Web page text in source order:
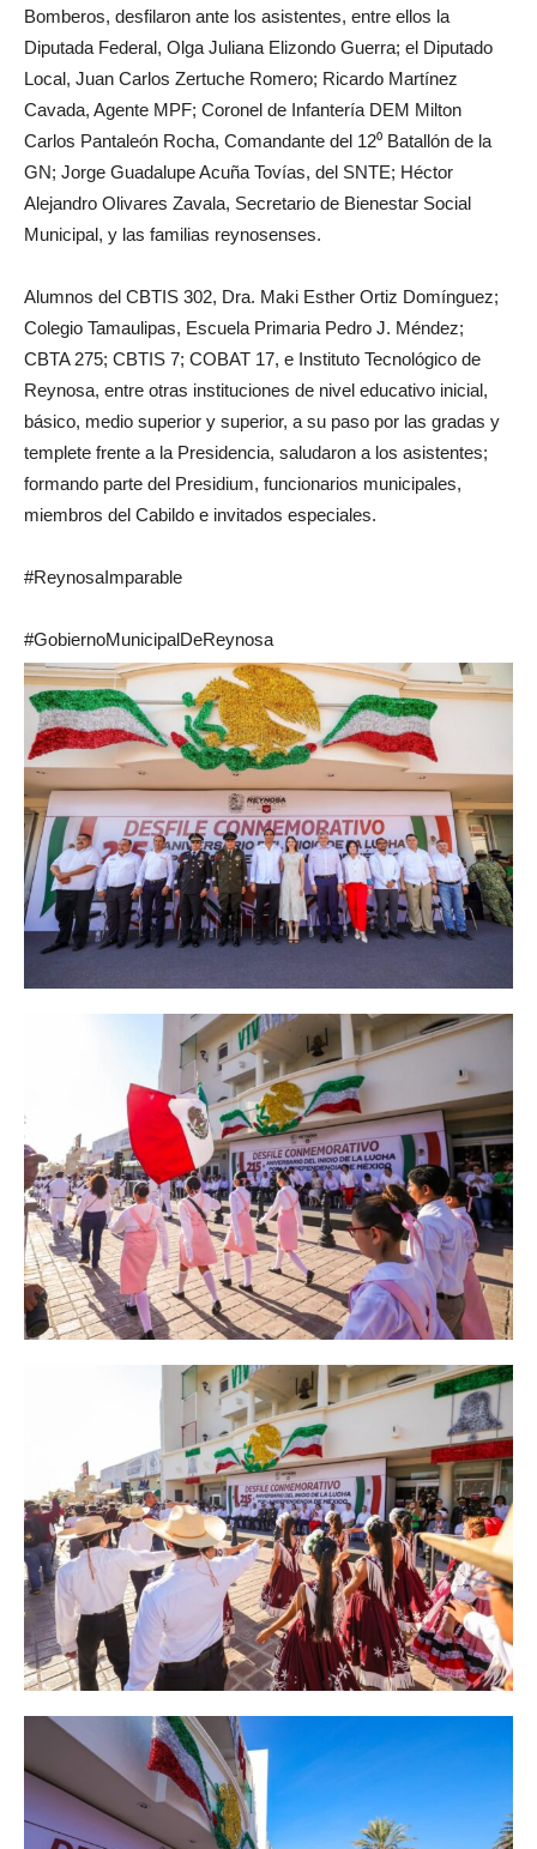
Bomberos, desfilaron ante los asistentes, entre ellos la
Diputada Federal, Olga Juliana Elizondo Guerra; el Diputado
Local, Juan Carlos Zertuche Romero; Ricardo Martínez
Cavada, Agente MPF; Coronel de Infantería DEM Milton
Carlos Pantaleón Rocha, Comandante del 12⁰ Batallón de la
GN; Jorge Guadalupe Acuña Tovías, del SNTE; Héctor
Alejandro Olivares Zavala, Secretario de Bienestar Social
Municipal, y las familias reynosenses.
Alumnos del CBTIS 302, Dra. Maki Esther Ortiz Domínguez;
Colegio Tamaulipas, Escuela Primaria Pedro J. Méndez;
CBTA 275; CBTIS 7; COBAT 17, e Instituto Tecnológico de
Reynosa, entre otras instituciones de nivel educativo inicial,
básico, medio superior y superior, a su paso por las gradas y
templete frente a la Presidencia, saludaron a los asistentes;
formando parte del Presidium, funcionarios municipales,
miembros del Cabildo e invitados especiales.
#ReynosaImparable
#GobiernoMunicipalDeReynosa